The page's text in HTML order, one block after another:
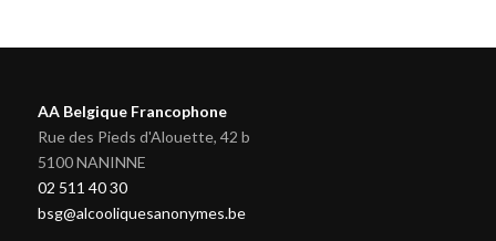
AA Belgique Francophone
Rue des Pieds d'Alouette, 42 b
5100 NANINNE
02 511 40 30
bsg@alcooliquesanonymes.be